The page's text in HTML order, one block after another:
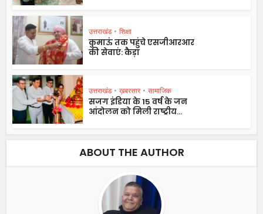
उत्तराखंड • शिक्षा
कुमाऊं तक पहुंचे एसजीआरआर
की सेवाएं: कैड़ा
उत्तराखंड • ख़बरसार • सामाजिक
सजग इंडिया के 15 वर्ष के जन
आंदोलन को मिली राष्ट्रीय...
ABOUT THE AUTHOR